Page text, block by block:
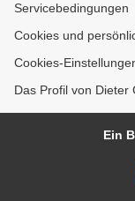
Servicebedingungen
Cookies und
Cookies-
Das Profil von Dieter
Ein